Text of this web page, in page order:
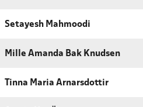
Setayesh Mahmoodi
Mille Amanda Bak Knudsen
Tinna Maria Arnarsdottir